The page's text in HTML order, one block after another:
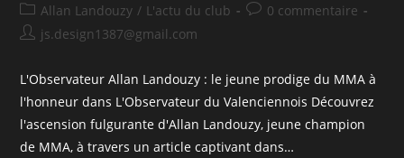
Allan Landouzy / L'actu du club
0 commentaire
js.design1387@gmail.com
L'Observateur Allan Landouzy : le jeune prodige du MMA à
l'honneur dans L'Observateur du Valenciennois Découvrez
l'ascension fulgurante d'Allan Landouzy, jeune champion
de MMA, à travers un article captivant dans…